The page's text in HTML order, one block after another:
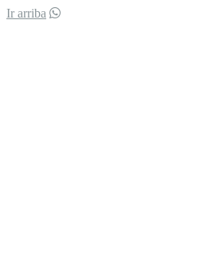
Ir arriba